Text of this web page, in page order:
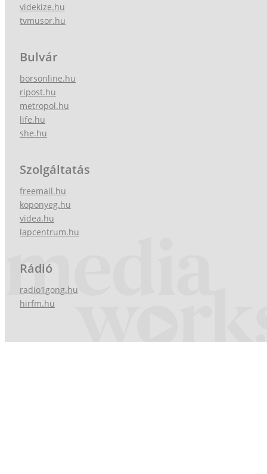
videkize.hu
tvmusor.hu
Bulvár
borsonline.hu
ripost.hu
metropol.hu
life.hu
she.hu
Szolgáltatás
freemail.hu
koponyeg.hu
videa.hu
lapcentrum.hu
Rádió
radio1gong.hu
hirfm.hu